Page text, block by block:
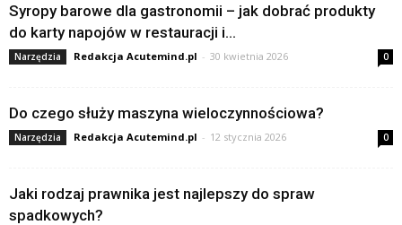
Syropy barowe dla gastronomii – jak dobrać produkty
do karty napojów w restauracji i...
Narzędzia Redakcja Acutemind.pl - 30 kwietnia 2026 0
Do czego służy maszyna wieloczynnościowa?
Narzędzia Redakcja Acutemind.pl - 12 stycznia 2026 0
Jaki rodzaj prawnika jest najlepszy do spraw
spadkowych?